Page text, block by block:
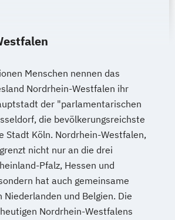
Menschen nennen das
Nordrhein-Westfalen ihr
der "parlamentarischen
die bevölkerungsreichste
Stadt Köln. Nordrhein-Westfalen,
nicht nur an die drei
Pfalz, Hessen und
hat auch gemeinsame
Niederlanden und Belgien. Die
Nordrhein-Westfalens